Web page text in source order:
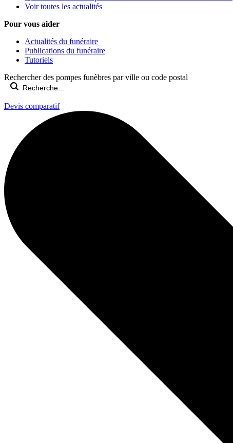
Voir toutes les actualités
Pour vous aider
Actualités du funéraire
Publications du funéraire
Tutoriels
Rechercher des pompes funèbres par ville ou code postal
Devis comparatif